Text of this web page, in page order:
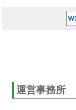
運営事務所